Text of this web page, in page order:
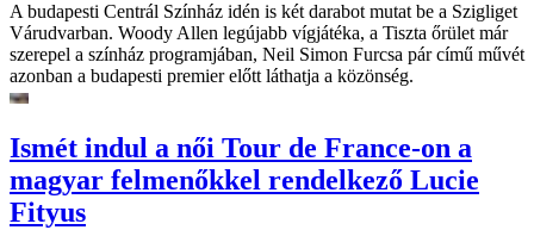
A budapesti Centrál Színház idén is két darabot mutat be a Szigliget
Várudvarban. Woody Allen legújabb vígjátéka, a Tiszta őrület már
szerepel a színház programjában, Neil Simon Furcsa pár című művét
azonban a budapesti premier előtt láthatja a közönség.
Ismét indul a női Tour de France-on a
magyar felmenőkkel rendelkező Lucie
Fityus